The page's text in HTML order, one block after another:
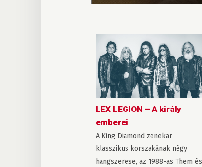
LEX LEGION – A király
emberei
A King Diamond zenekar
klasszikus korszakának négy
hangszerese, az 1988-as Them és